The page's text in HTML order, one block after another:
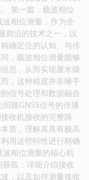
第一篇：载波相位
相位测量，作为全
前沿的技术之一，以
确定位的认知。与传
，载波相位测量能够
息，从而实现厘米级
，这种精度并非唾手
信号处理和数据融合
顾GNSS信号的传播
收机接收的完整路
质，理解其具有极高
用这些特性进行精确
相位测量的核心机
取：详细介绍接收
，以及如何测量接收